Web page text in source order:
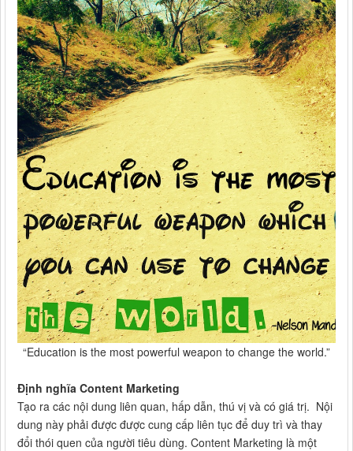
“Education is the most powerful weapon to change the world.”
Định nghĩa Content Marketing
Tạo ra các nội dung liên quan, hấp dẫn, thú vị và có giá trị. Nội
dung này phải được được cung cấp liên tục để duy trì và thay
đổi thói quen của người tiêu dùng. Content Marketing là một